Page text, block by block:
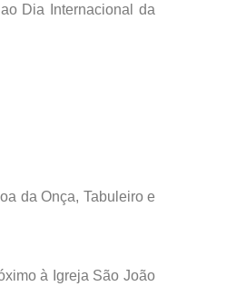
Dia Internacional da
da Onça, Tabuleiro e
à Igreja São João